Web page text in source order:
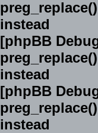
instead
[phpBB
instead
[phpBB
instead